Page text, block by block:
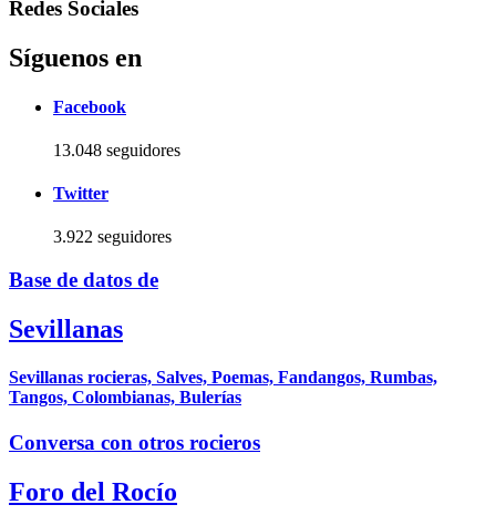
Redes Sociales
Síguenos en
Facebook
13.048 seguidores
Twitter
3.922 seguidores
Base de datos de
Sevillanas
Sevillanas rocieras, Salves, Poemas, Fandangos, Rumbas,
Tangos, Colombianas, Bulerías
Conversa con otros rocieros
Foro del Rocío